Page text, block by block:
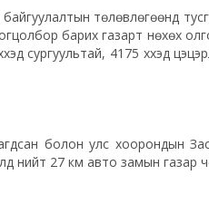
төлөвлөгөөнд
барих газарт нөхөх
сургуультай, 4175 хүүхэд
болон улс хоорондын
нийт 27 км авто замын газар